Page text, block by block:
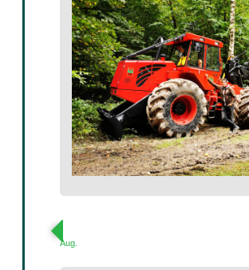
Aug.